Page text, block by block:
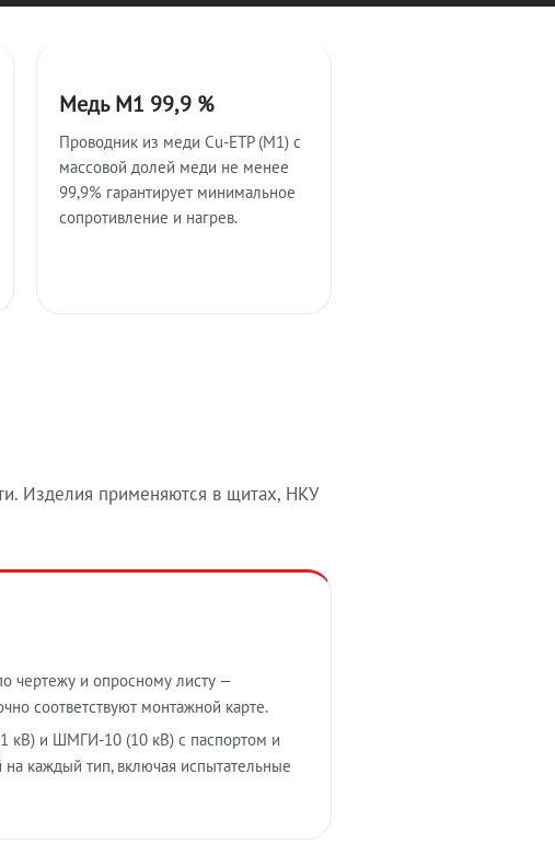
Медь М1 99,9 %
Проводник из меди Cu-ETP (M1) с
массовой долей меди не менее
99,9% гарантирует минимальное
сопротивление и нагрев.
Изделия применяются в щитах, НКУ
чертежу и опросному листу —
соответствуют монтажной карте.
кВ) и ШМГИ-10 (10 кВ) с паспортом и
на каждый тип, включая испытательные